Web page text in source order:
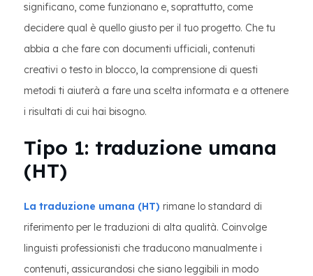
significano, come funzionano e, soprattutto, come
decidere qual è quello giusto per il tuo progetto. Che tu
abbia a che fare con documenti ufficiali, contenuti
creativi o testo in blocco, la comprensione di questi
metodi ti aiuterà a fare una scelta informata e a ottenere
i risultati di cui hai bisogno.
Tipo 1: traduzione umana
(HT)
La traduzione umana (HT) rimane lo standard di
riferimento per le traduzioni di alta qualità. Coinvolge
linguisti professionisti che traducono manualmente i
contenuti, assicurandosi che siano leggibili in modo